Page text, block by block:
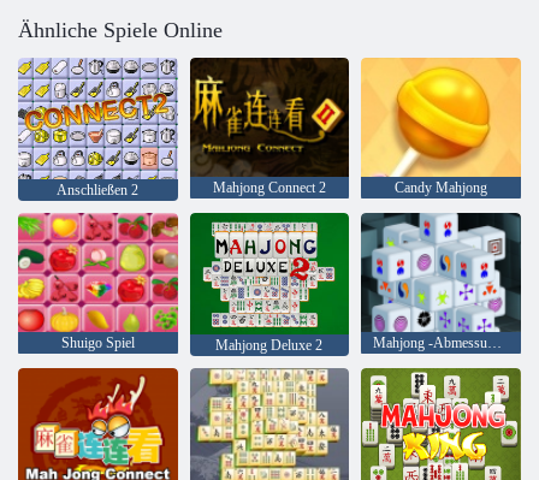
Ähnliche Spiele Online
Anschließen 2 Mahjong Connect 2 Candy Mahjong
Shuigo Spiel Mahjong Deluxe 2 Mahjong -Abmessungen 15 Minuten